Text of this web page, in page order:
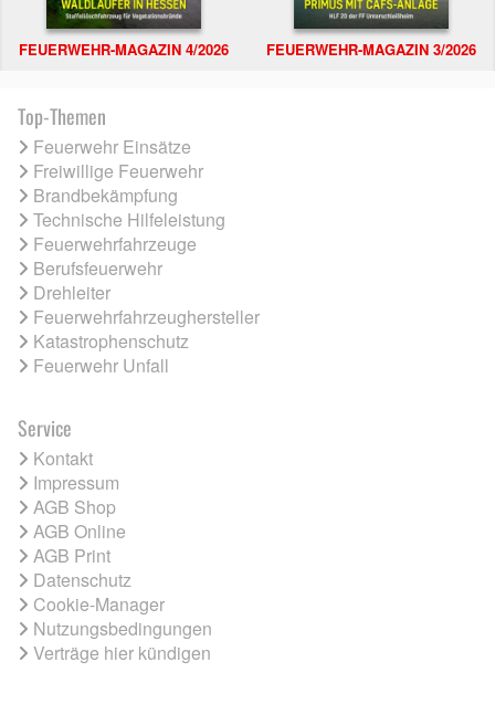
FEUERWEHR-MAGAZIN 4/2026 FEUERWEHR-MAGAZIN 3/2026
Top-Themen
Feuerwehr Einsätze
Freiwillige Feuerwehr
Brandbekämpfung
Technische Hilfeleistung
Feuerwehrfahrzeuge
Berufsfeuerwehr
Drehleiter
Feuerwehrfahrzeughersteller
Katastrophenschutz
Feuerwehr Unfall
Service
Kontakt
Impressum
AGB Shop
AGB Online
AGB Print
Datenschutz
Cookie-Manager
Nutzungsbedingungen
Verträge hier kündigen